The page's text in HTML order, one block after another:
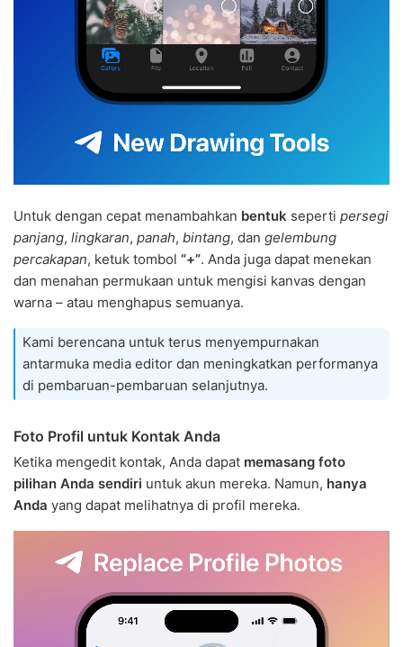
Untuk dengan cepat menambahkan bentuk seperti persegi
panjang, lingkaran, panah, bintang, dan gelembung
percakapan, ketuk tombol “+”. Anda juga dapat menekan
dan menahan permukaan untuk mengisi kanvas dengan
warna – atau menghapus semuanya.
Kami berencana untuk terus menyempurnakan
antarmuka media editor dan meningkatkan performanya
di pembaruan-pembaruan selanjutnya.
Foto Profil untuk Kontak Anda
Ketika mengedit kontak, Anda dapat memasang foto
pilihan Anda sendiri untuk akun mereka. Namun, hanya
Anda yang dapat melihatnya di profil mereka.